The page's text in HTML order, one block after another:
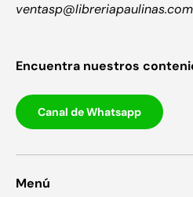
ventasp@libreriapaulinas.com
Encuentra nuestros
Canal de Whatsapp
Menú